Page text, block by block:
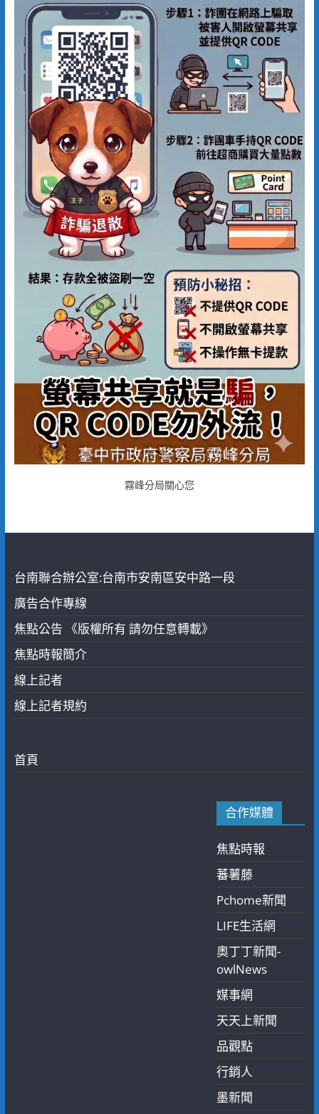
霧峰分局關心您
台南聯合辦公室:台南市安南區安中路一段
廣告合作專線
焦點公告 《版權所有 請勿任意轉載》
焦點時報簡介
線上記者
線上記者規約
首頁
合作媒體
焦點時報
蕃薯藤
Pchome新聞
LIFE生活網
奧丁丁新聞-
owlNews
媒事網
天天上新聞
品觀點
行銷人
墨新聞